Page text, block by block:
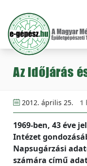
Az időjárás
2012. április 25. 1
1969-ben, 43 éve
Intézet
Napsugárzási
számára című